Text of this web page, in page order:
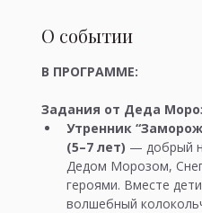
О событии
В ПРОГРАММЕ:
Задания от Деда
Утренник
(5–7 лет) — добрый
Дедом Морозом,
героями. Вместе
волшебный